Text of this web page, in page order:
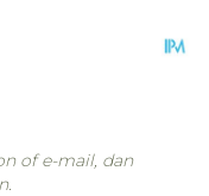
of e-mail, dan